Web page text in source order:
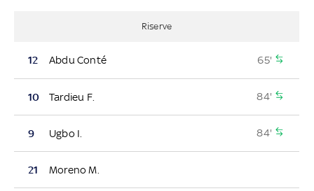
Riserve
12 Abdu Conté 65'
10 Tardieu F. 84'
9 Ugbo I. 84'
21 Moreno M.